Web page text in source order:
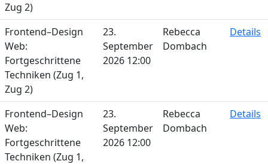
Zug 2)
Frontend–Design
Web:
Fortgeschrittene
Techniken (Zug 1,
Zug 2)
23.
September
2026 12:00
Rebecca
Dombach
Details
Frontend–Design
Web:
Fortgeschrittene
Techniken (Zug 1,
23.
September
2026 12:00
Rebecca
Dombach
Details